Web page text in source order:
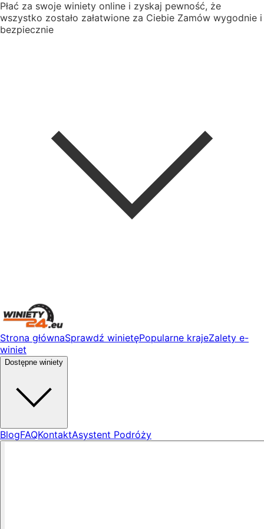
Płać za swoje winiety online i zyskaj pewność, że
wszystko zostało załatwione za Ciebie Zamów wygodnie i
bezpiecznie
Strona głównaSprawdź winietęPopularne krajeZalety e-
winiet
Dostępne winiety
BlogFAQKontaktAsystent Podróży